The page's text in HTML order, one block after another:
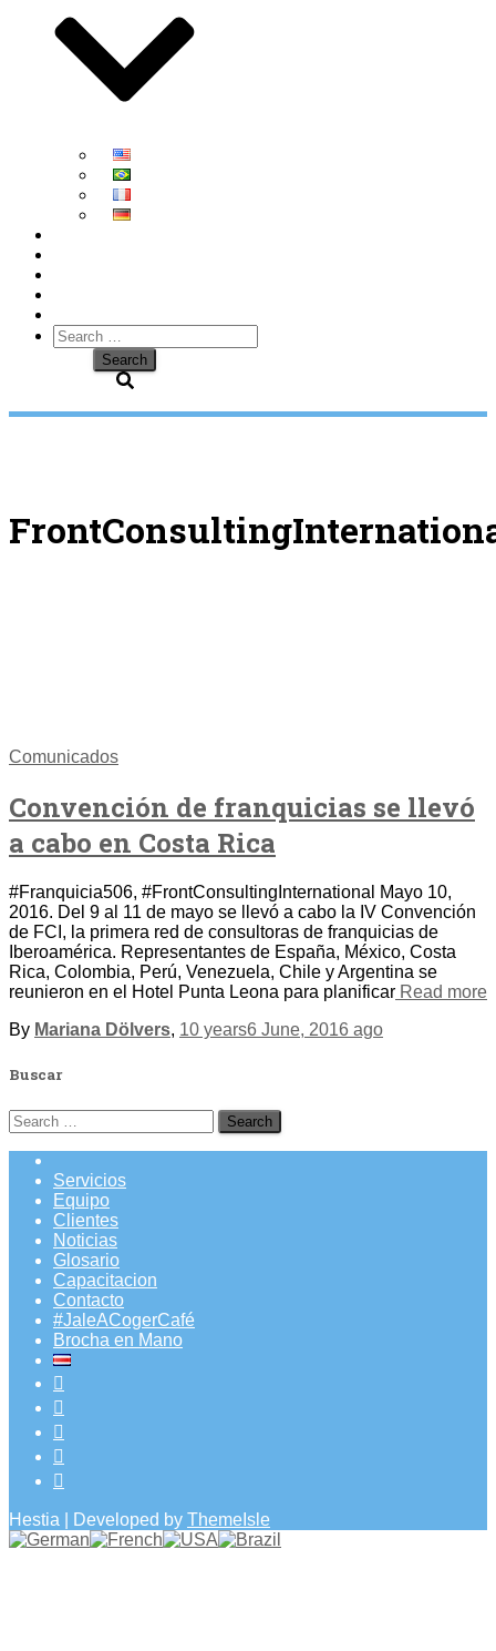
Search
for:
Comunicados
Convención de franquicias se llevó
a cabo en Costa Rica
#Franquicia506, #FrontConsultingInternational Mayo 10,
2016. Del 9 al 11 de mayo se llevó a cabo la IV Convención
de FCI, la primera red de consultoras de franquicias de
Iberoamérica. Representantes de España, México, Costa
Rica, Colombia, Perú, Venezuela, Chile y Argentina se
reunieron en el Hotel Punta Leona para planificar Read more
By Mariana Dölvers, 10 years6 June, 2016 ago
Buscar
Search
for:
Servicios
Equipo
Clientes
Noticias
Glosario
Capacitacion
Contacto
#JaleACogerCafé
Brocha en Mano
Hestia | Developed by ThemeIsle